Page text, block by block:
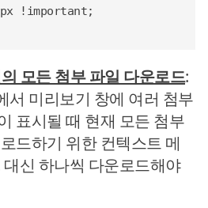
px !important;
모든 첨부 파일 다운로드:
서 미리보기 창에 여러 첨부
표시될 때 현재 모든 첨부
드하기 위한 컨텍스트 메
신 하나씩 다운로드해야